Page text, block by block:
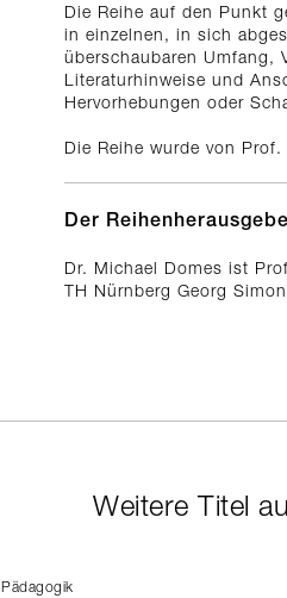
Die Reihe auf den Punkt
in einzelnen, in sich
überschaubaren Umfang,
Literaturhinweise und
Hervorhebungen oder
Die Reihe wurde von
Der
Dr. Michael Domes ist
TH Nürnberg Georg
Weitere Titel
Pädagogik